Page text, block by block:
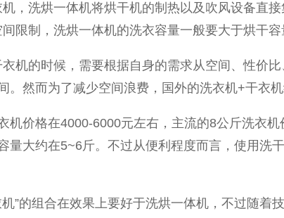
，洗烘一体机将烘干机的制热以及吹风设备直
限制，洗烘一体机的洗衣容量一般要大于烘干容
机的时候，需要根据自身的需求从空间、性价
。然而为了减少空间浪费，国外的洗衣机+干衣
机价格在4000-6000元左右，主流的8公斤洗衣
量大约在5~6斤。不过从便利程度而言，使用洗
”的组合在效果上要好于洗烘一体机，不过随